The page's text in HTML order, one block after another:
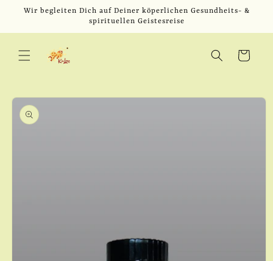
zum
Wir begleiten Dich auf Deiner köperlichen Gesundheits- &
spirituellen Geistesreise
Warenkorb